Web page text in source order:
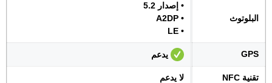
البلوتوث
• إصدار 5.2
• A2DP
• LE
GPS يدعم
تقنية NFC لا يدعم